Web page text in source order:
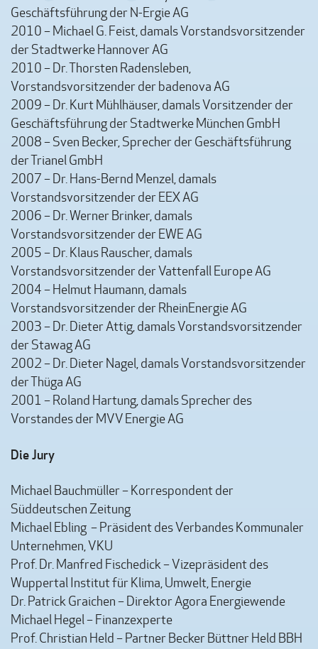
Geschäftsführung der N-Ergie AG
2010 – Michael G. Feist, damals Vorstandsvorsitzender
der Stadtwerke Hannover AG
2010 – Dr. Thorsten Radensleben,
Vorstandsvorsitzender der badenova AG
2009 – Dr. Kurt Mühlhäuser, damals Vorsitzender der
Geschäftsführung der Stadtwerke München GmbH
2008 – Sven Becker, Sprecher der Geschäftsführung
der Trianel GmbH
2007 – Dr. Hans-Bernd Menzel, damals
Vorstandsvorsitzender der EEX AG
2006 – Dr. Werner Brinker, damals
Vorstandsvorsitzender der EWE AG
2005 – Dr. Klaus Rauscher, damals
Vorstandsvorsitzender der Vattenfall Europe AG
2004 – Helmut Haumann, damals
Vorstandsvorsitzender der RheinEnergie AG
2003 – Dr. Dieter Attig, damals Vorstandsvorsitzender
der Stawag AG
2002 – Dr. Dieter Nagel, damals Vorstandsvorsitzender
der Thüga AG
2001 – Roland Hartung, damals Sprecher des
Vorstandes der MVV Energie AG
Die Jury
Michael Bauchmüller – Korrespondent der
Süddeutschen Zeitung
Michael Ebling – Präsident des Verbandes Kommunaler
Unternehmen, VKU
Prof. Dr. Manfred Fischedick – Vizepräsident des
Wuppertal Institut für Klima, Umwelt, Energie
Dr. Patrick Graichen – Direktor Agora Energiewende
Michael Hegel – Finanzexperte
Prof. Christian Held – Partner Becker Büttner Held BBH